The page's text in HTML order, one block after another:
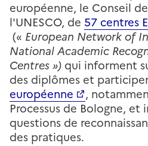
européenne, le Conseil
l'UNESCO, de 57 centres
(« European Network of
National Academic
Centres ») qui informent
des diplômes et
européenne
,
Processus de Bologne,
questions de
des pratiques.